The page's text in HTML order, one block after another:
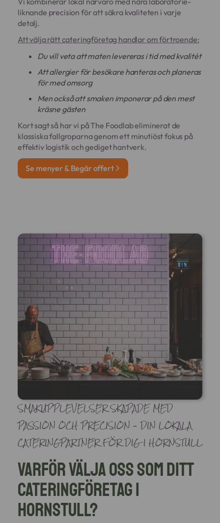
liknande precision för att säkra kvaliteten i varje
detalj.
Att välja rätt cateringföretag handlar om förtroende:
Du vill veta att maten levereras i tid med kvalitét
Att allergier för besökare hanteras och planeras
för med omsorg
Men också att smaken imponerar på den mest
kräsne gästen
Kort sagt så har vi på The Foodlab eliminerat de
klassiska fallgroparna genom ett minutiöst fokus på
effektiv logistik och gediget hantverk.
Se menyer & Begär offert
SMAKUPPLEVELSER SKAPADE MED
PASSION OCH PRECISION – DIN LOKALA
CATERINGPARTNER FÖR DIG I HORNSTULL
Varför välja oss som ditt
cateringföretag i
Hornstull?